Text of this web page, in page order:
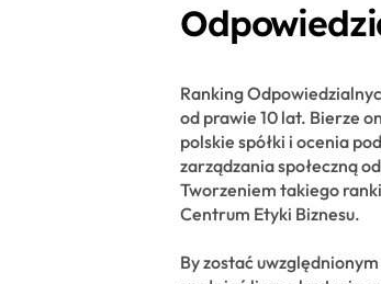
Ranking
od prawie 10 lat. Bierze
polskie spółki i ocenia
zarządzania społeczną
Tworzeniem takiego
Centrum Etyki Biznesu.
By zostać